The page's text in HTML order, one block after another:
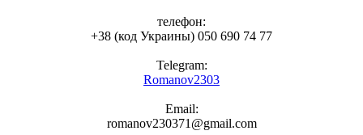
телефон:
+38 (код Украины) 050 690 74 77
Telegram:
Romanov2303
Email:
romanov230371@gmail.com